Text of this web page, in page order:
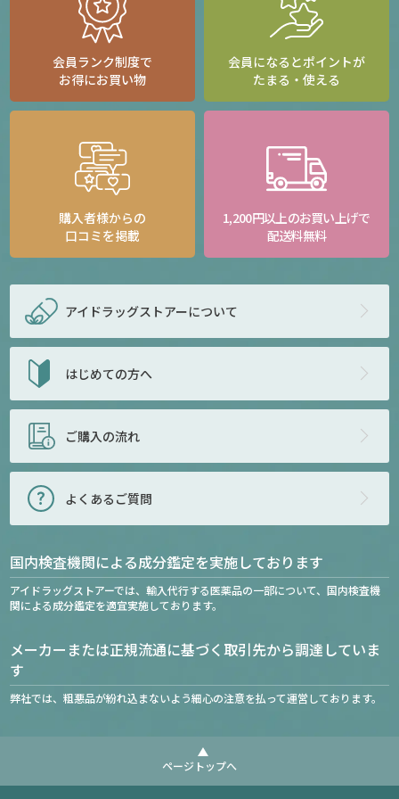
会員ランク制度で
お得にお買い物
会員になるとポイントが
たまる・使える
購入者様からの
口コミを掲載
1,200円以上のお買い上げで
配送料無料
アイドラッグストアーについて
はじめての方へ
ご購入の流れ
よくあるご質問
国内検査機関による成分鑑定を実施しております
アイドラッグストアーでは、輸入代行する医薬品の一部について、国内検査機
関による成分鑑定を適宜実施しております。
メーカーまたは正規流通に基づく取引先から調達していま
す
弊社では、粗悪品が紛れ込まないよう細心の注意を払って運営しております。
ページトップへ